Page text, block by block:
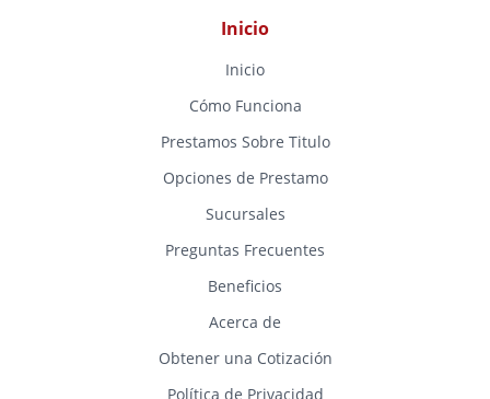
Inicio
Inicio
Cómo Funciona
Prestamos Sobre Titulo
Opciones de Prestamo
Sucursales
Preguntas Frecuentes
Beneficios
Acerca de
Obtener una Cotización
Política de Privacidad